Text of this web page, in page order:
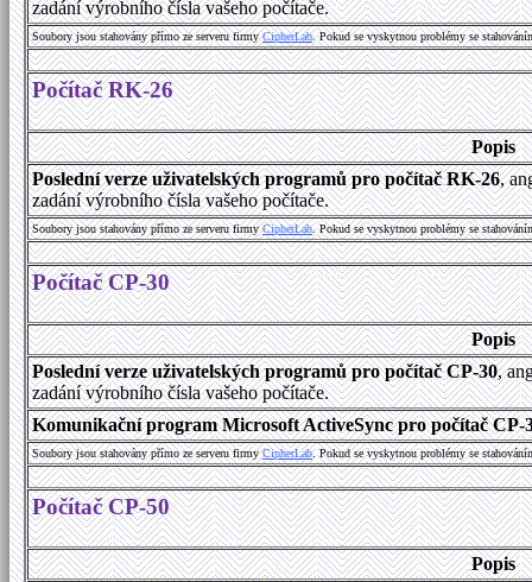
zadání výrobního čísla vašeho počítače.
Soubory jsou stahovány přímo ze serveru firmyCipherLab. Pokud se vyskytnou problémy se
Počítač RK-26
Popis
Poslední verze uživatelských programů pro počítač RK-26,
zadání výrobního čísla vašeho počítače.
Soubory jsou stahovány přímo ze serveru firmyCipherLab. Pokud se vyskytnou problémy se
Počítač CP-30
Popis
Poslední verze uživatelských programů pro počítač CP-30,
zadání výrobního čísla vašeho počítače.
Komunikační program Microsoft ActiveSync pro počítač CP-
Soubory jsou stahovány přímo ze serveru firmyCipherLab. Pokud se vyskytnou problémy se
Počítač CP-50
Popis